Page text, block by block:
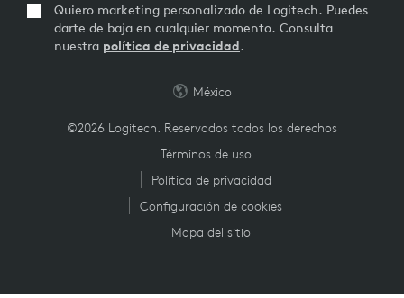
Quiero marketing personalizado de Logitech. Puedes
darte de baja en cualquier momento. Consulta
nuestra política de privacidad.
©2026 Logitech. Reservados todos los derechos
Términos de uso
Política de privacidad
Configuración de cookies
Mapa del sitio
México